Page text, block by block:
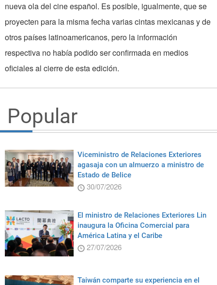
nueva ola del cine español. Es posible, igualmente, que se
proyecten para la misma fecha varias cintas mexicanas y de
otros países latinoamericanos, pero la información
respectiva no había podido ser confirmada en medios
oficiales al cierre de esta edición.
Popular
Viceministro de Relaciones Exteriores
agasaja con un almuerzo a ministro de
Estado de Belice
30/07/2026
El ministro de Relaciones Exteriores Lin
inaugura la Oficina Comercial para
América Latina y el Caribe
27/07/2026
Taiwán comparte su experiencia en el